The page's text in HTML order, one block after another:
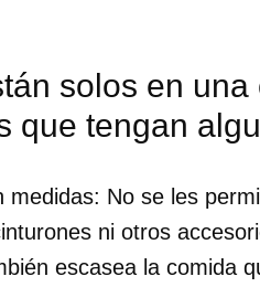
solos en
que tengan
No se les
ni otros
escasea la comida